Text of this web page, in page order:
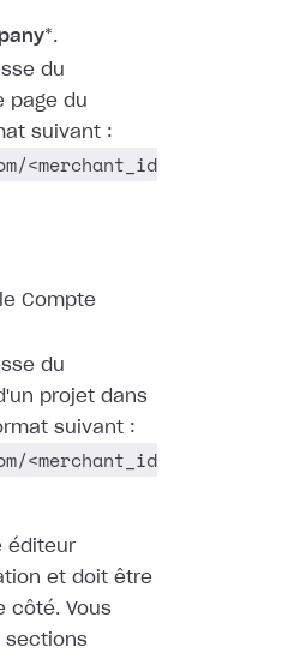
*.
du
page du
suivant :
<merchant_id
Compte
du
projet dans
suivant :
<merchant_id
éditeur
et doit être
côté. Vous
sections